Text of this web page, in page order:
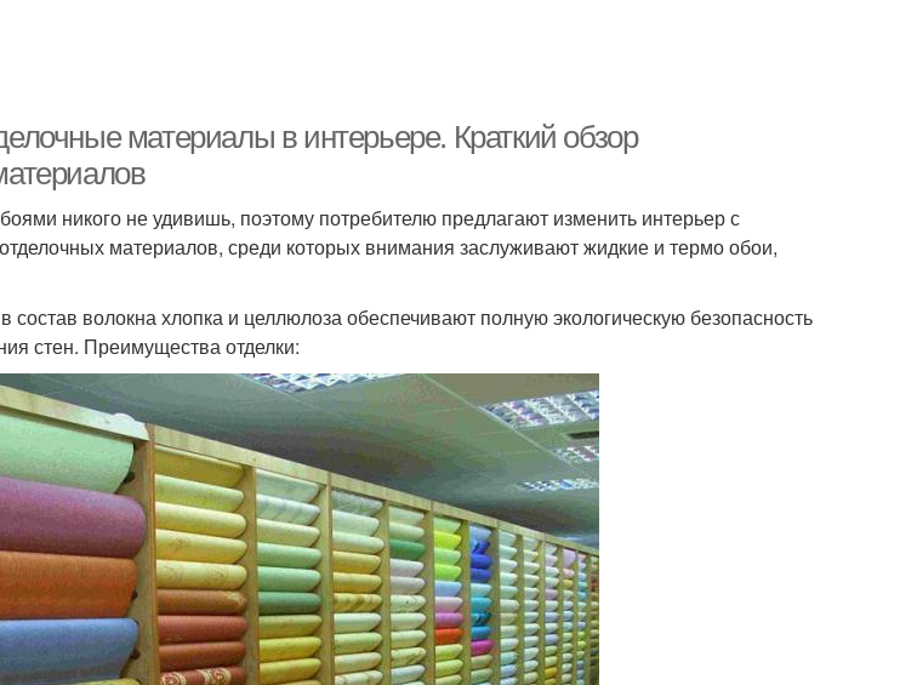
материалы в интерьере. Краткий обзор
никого не удивишь, поэтому потребителю предлагают изменить интерьер с
материалов, среди которых внимания заслуживают жидкие и термо обои,
волокна хлопка и целлюлоза обеспечивают полную экологическую безопасность
стен. Преимущества отделки: